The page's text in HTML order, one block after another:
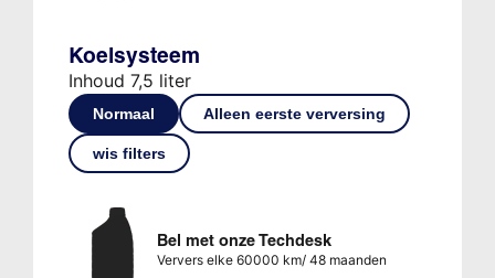
Koelsysteem
Inhoud 7,5 liter
Normaal Alleen eerste verversing
wis filters
Bel met onze Techdesk
Ververs elke 60000 km/ 48 maanden